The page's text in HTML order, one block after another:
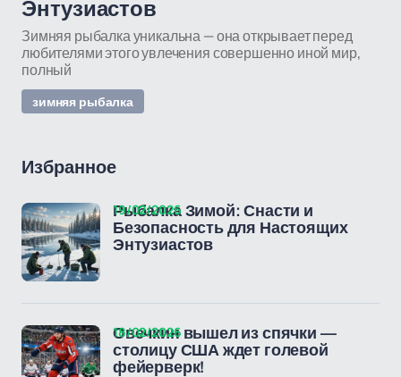
Энтузиастов
Зимняя рыбалка уникальна — она открывает перед
любителями этого увлечения совершенно иной мир,
полный
зимняя рыбалка
Избранное
Рыбалка Зимой: Снасти и
Безопасность для Настоящих
Энтузиастов
19/02/2026
Овечкин вышел из спячки —
столицу США ждет голевой
фейерверк!
18/02/2026